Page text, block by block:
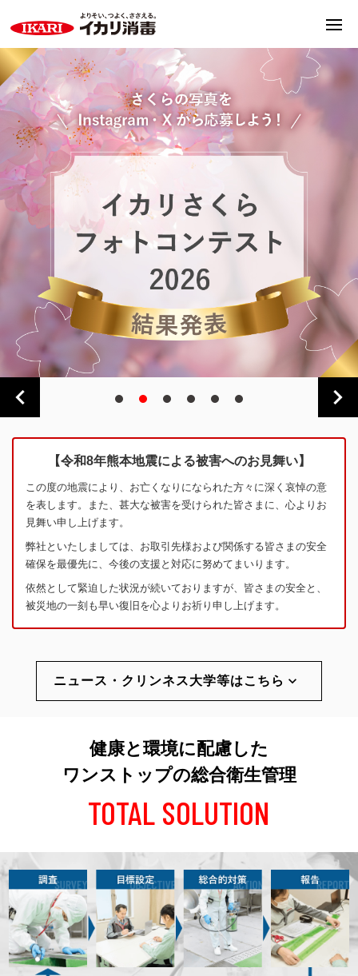
【令和8年熊本地震による被害へのお見舞い】
この度の地震により、お亡くなりになられた方々に深く哀悼の意
を表します。また、甚大な被害を受けられた皆さまに、心よりお
見舞い申し上げます。
弊社といたしましては、お取引先様および関係する皆さまの安全
確保を最優先に、今後の支援と対応に努めてまいります。
依然として緊迫した状況が続いておりますが、皆さまの安全と、
被災地の一刻も早い復旧を心よりお祈り申し上げます。
ニュース・クリンネス大学等はこちら keyboard_arrow_down
健康と環境に配慮した
ワンストップの総合衛生管理
TOTAL SOLUTION